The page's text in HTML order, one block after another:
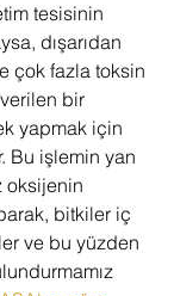
tesisinin
dışarıdan
çok fazla toksin
verilen bir
yapmak için
Bu işlemin yan
oksijenin
bitkiler iç
ve bu yüzden